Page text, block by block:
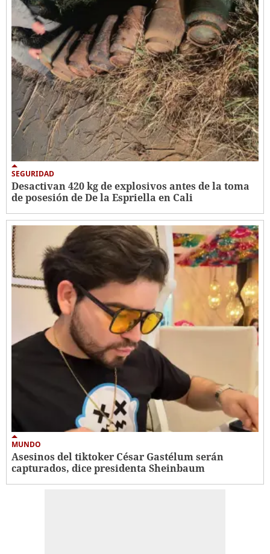
SEGURIDAD
Desactivan 420 kg de explosivos antes de la toma
de posesión de De la Espriella en Cali
MUNDO
Asesinos del tiktoker César Gastélum serán
capturados, dice presidenta Sheinbaum